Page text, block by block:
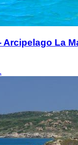
Arcipelago La